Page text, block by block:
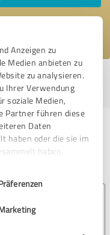
Anzeigen zu
Medien anbieten zu
zu analysieren.
Ihrer Verwendung
soziale Medien,
Partner führen diese
Daten
haben oder die sie im
haben.
28.07.2026|Profil
Bereich